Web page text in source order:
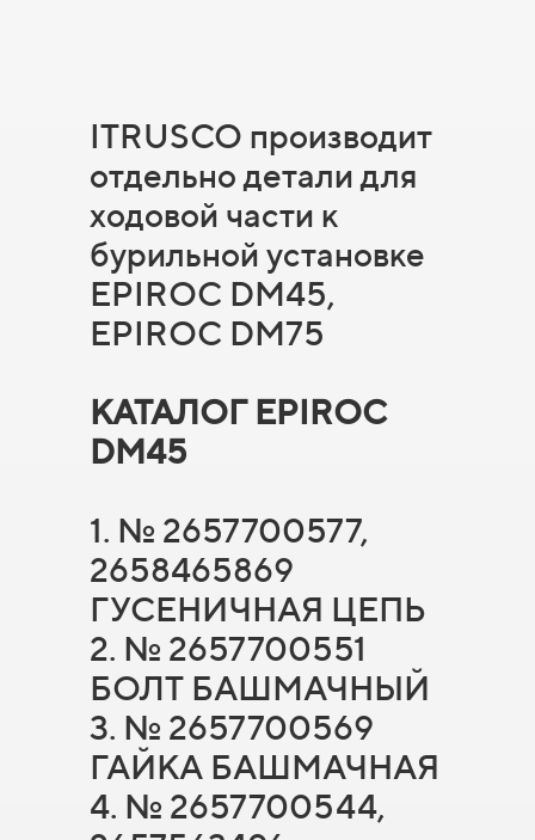
ITRUSCO производит
отдельно детали для
ходовой части к
бурильной установке
EPIROC DM45,
EPIROC DM75
КАТАЛОГ EPIROC
DM45
1. № 2657700577,
2658465869
ГУСЕНИЧНАЯ ЦЕПЬ
2. № 2657700551
БОЛТ БАШМАЧНЫЙ
3. № 2657700569
ГАЙКА БАШМАЧНАЯ
4. № 2657700544,